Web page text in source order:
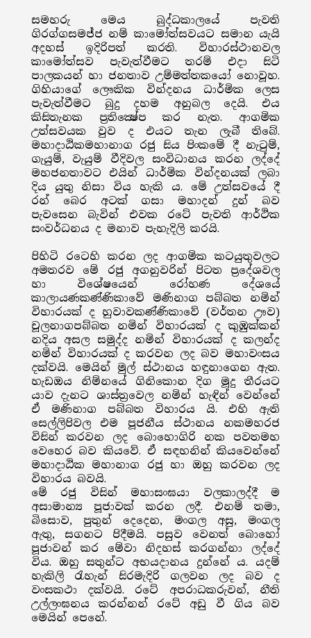
සමහරු මෙය බුද්ධකාලයේ පැවති
ගිරග්ගසමජ්ජ නම් කාමෝත්සවයට සමාන යැයි
අදහස් ඉදිරිපත් කරති. විහාරස්ථානවල
කාමෝත්සව පැවැත්වීමට තරම් එදා සිටි
පාලකයන් හා ජනතාව උම්මත්තකයෝ නොවූහ.
ගිහියාගේ ලෞකික වින්දනය ධාර්මික ලෙස
පැවැත්වීමට බුදු දහම අනුබල දෙයි. එය
කිසිතැනක ප්‍රතික්‍ෂේප කර නැත. ආගමික
උත්සවයක වුව ද එයට තැන ලැබී තිබේ.
මහාදාඨිකමහානාග රජු සිය පිංකමේ දී නැටුම්,
ගැයුම්, වැයුම් වීදිවල සංවිධානය කරන ලද්දේ
මහජනතාවට එයින් ධාර්මික වින්දනයක් ලබා
දිය යුතු නිසා විය හැකි ය. මේ උත්සවයේ දී
රන් බෙර අටක් ගසා මහාදන් දුන් බව
පැවසෙන බැවින් එවක රටේ පැවති ආර්ථික
සංවර්ධනය ද මනාව පැහැදිලි කරයි.
පිහිටි රටෙහි කරන ලද ආගමික කටයුතුවලට
අමතරව මේ රජු අගනුවරින් පිටත ප්‍රදේශවල
හා විශේෂයෙන් රෝහණ දේශයේ
කාලායණකණ්ණිකාවේ‍ මණිනාග පබ්බත නමින්
විහාරයක් ද හුවාවකණ්ණිකාවේ (වර්තන ඌව)
චූලනාගපබ්බත නමින් විහාරයක් ද කුඹුක්කන්
නදිය අසල සමුද්ද නමින් විහාරයක් ද කලන්ද
නමින් විහාරයක් ද කරවන ලද බව මහාවංසය
දක්වයි. මෙයින් මුල් ස්ථානය හඳුනාගෙන ඇත.
හැඩඔය නිම්නයේ ගිනිකොන දිග මූදු තීරයට
යාව දැනට ශාස්ත්‍රවෙල නමින් හැඳින් වෙන්නේ
ඒ මණිනාග පබ්බත විහාරය යි. එහි ඇති
සෙල්ලිපිවල එම පූජනීය ස්ථානය නකමහරජ
විසින් කරවන ලද බොහොගිරි නක පවතමහ
වෙහෙර බව කියවේ. ඒ සඳහනින් කියවෙන්නේ
මහාදාඨික මහානාග රජු හා ඔහු කරවන ලද
විහාරය බවයි.
මේ රජු විසින් මහාසංඝයා වලකාලද්දී ම
අසාමාන්‍ය පූජාවක් කරන ලදී. එනම් තමා,
බිසොව, පුතුන් දෙදෙන, මංගල අසු, මංගල
ඇතු, සගනට පිදීමයි. පසුව වෙනත් බොහෝ
පූජාවන් කර මේවා නිදහස් කරගන්නා ලද්දේ
විය. ඔහු සතුන්ට අභයදානය දුන්නේ ය. යදම්
හැකිලි රැහැන් සිරමැදිරි ගලවන ලද බව ද
වංසකථා දක්වයි. රටේ අපරාධකරුවන්, නීති
උල්ලංඝනය කරන්නන් රටේ අඩු වී ගිය බව
මෙයින් පෙනේ.